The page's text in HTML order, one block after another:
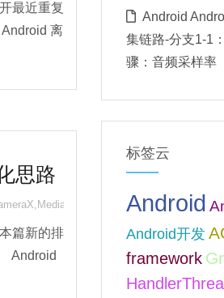
最近重复
离
思路
路 , MediaCodec 音视频
篇新的排
Android
Android
集链路-分支1-1
骤：音频采样率
标签云
Android
Android开发
framework